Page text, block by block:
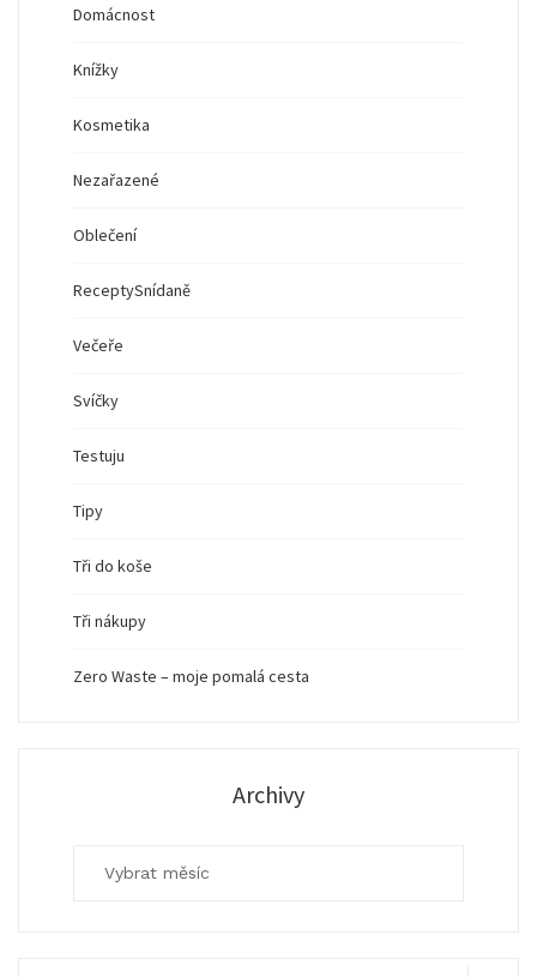
Domácnost
Knížky
Kosmetika
Nezařazené
Oblečení
ReceptySnídaně
Večeře
Svíčky
Testuju
Tipy
Tři do koše
Tři nákupy
Zero Waste – moje pomalá cesta
Archivy